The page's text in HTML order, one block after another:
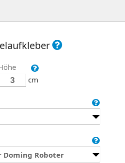
cm
Doming Roboter